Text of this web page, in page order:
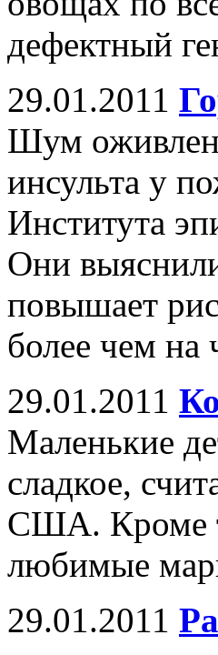
дефектный
29.01.2011
Шум
инсульта у
Института
Они
повышает
более чем на
29.01.2011
Маленькие
сладкое,
США. Кроме
любимые
29.01.2011